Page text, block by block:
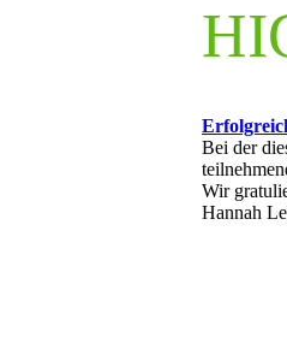
Bei der
Wir
Hannah